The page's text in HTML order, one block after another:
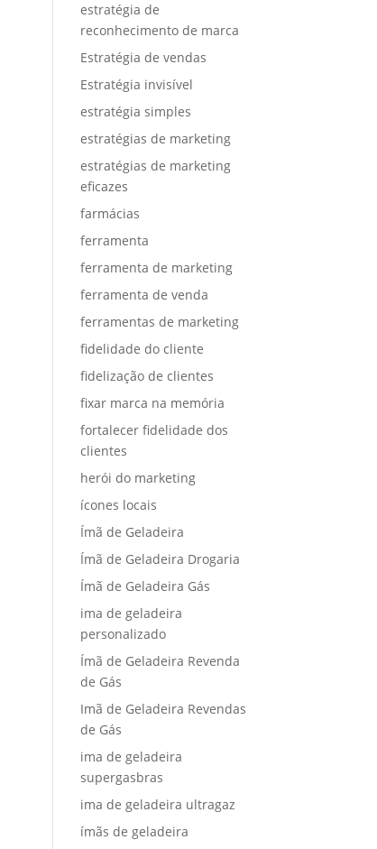
estratégia de
reconhecimento de marca
Estratégia de vendas
Estratégia invisível
estratégia simples
estratégias de marketing
estratégias de marketing
eficazes
farmácias
ferramenta
ferramenta de marketing
ferramenta de venda
ferramentas de marketing
fidelidade do cliente
fidelização de clientes
fixar marca na memória
fortalecer fidelidade dos
clientes
herói do marketing
ícones locais
Ímã de Geladeira
Ímã de Geladeira Drogaria
Ímã de Geladeira Gás
ima de geladeira
personalizado
Ímã de Geladeira Revenda
de Gás
Imã de Geladeira Revendas
de Gás
ima de geladeira
supergasbras
ima de geladeira ultragaz
ímãs de geladeira